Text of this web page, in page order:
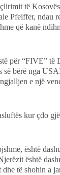
të
Pfeiffer, ndau
që kanë
për “FIVE” të
së bërë nga
e një
kur çdo
është
është
të shohin a